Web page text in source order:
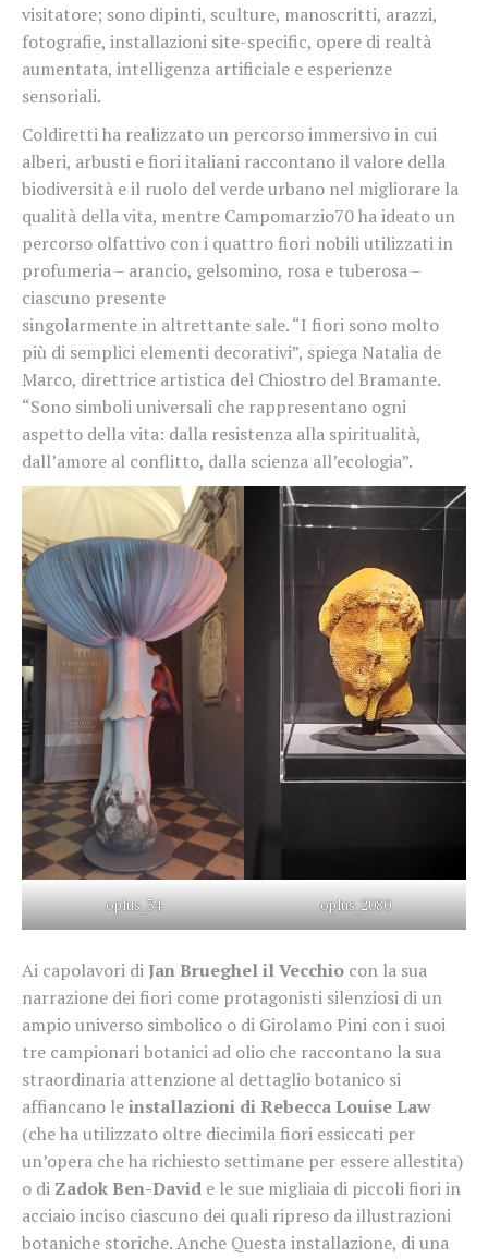
visitatore; sono dipinti, sculture, manoscritti, arazzi,
fotografie, installazioni site-specific, opere di realtà
aumentata, intelligenza artificiale e esperienze
sensoriali.
Coldiretti ha realizzato un percorso immersivo in cui
alberi, arbusti e fiori italiani raccontano il valore della
biodiversità e il ruolo del verde urbano nel migliorare la
qualità della vita, mentre Campomarzio70 ha ideato un
percorso olfattivo con i quattro fiori nobili utilizzati in
profumeria – arancio, gelsomino, rosa e tuberosa –
ciascuno presente
singolarmente in altrettante sale. “I fiori sono molto
più di semplici elementi decorativi”, spiega Natalia de
Marco, direttrice artistica del Chiostro del Bramante.
“Sono simboli universali che rappresentano ogni
aspetto della vita: dalla resistenza alla spiritualità,
dall’amore al conflitto, dalla scienza all’ecologia”.
oplus_34 oplus_2080
Ai capolavori diJan Brueghel il Vecchio con la sua
narrazione dei fiori come protagonisti silenziosi di un
ampio universo simbolico o di Girolamo Pini con i suoi
tre campionari botanici ad olio che raccontano la sua
straordinaria attenzione al dettaglio botanico si
affiancano leinstallazioni di Rebecca Louise Law
(che ha utilizzato oltre diecimila fiori essiccati per
un’opera che ha richiesto settimane per essere allestita)
o di Zadok Ben-David e le sue migliaia di piccoli fiori in
acciaio inciso ciascuno dei quali ripreso da illustrazioni
botaniche storiche. Anche Questa installazione, di una